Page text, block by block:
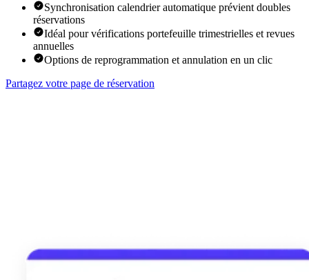
Synchronisation calendrier automatique prévient doubles
réservations
Idéal pour vérifications portefeuille trimestrielles et revues
annuelles
Options de reprogrammation et annulation en un clic
Partagez votre page de réservation